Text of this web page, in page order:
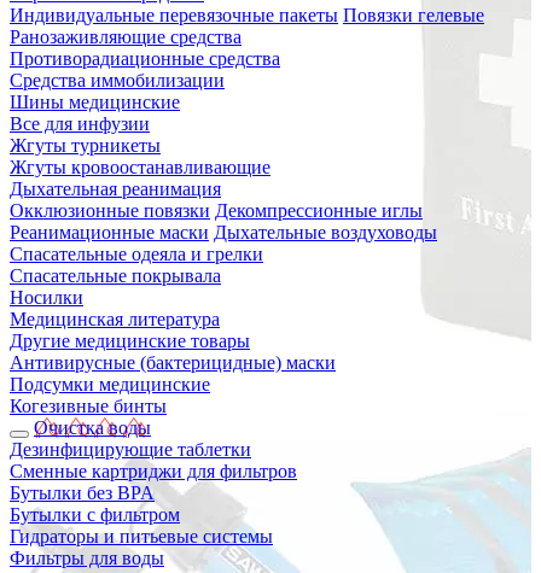
Индивидуальные перевязочные пакеты Повязки гелевые
Ранозаживляющие средства
Противорадиационные средства
Средства иммобилизации
Шины медицинские
Все для инфузии
Жгуты турникеты
Жгуты кровоостанавливающие
Дыхательная реанимация
Окклюзионные повязки Декомпрессионные иглы
Реанимационные маски Дыхательные воздуховоды
Спасательные одеяла и грелки
Спасательные покрывала
Носилки
Медицинская литература
Другие медицинские товары
Антивирусные (бактерицидные) маски
Подсумки медицинские
Когезивные бинты
Очистка воды
Дезинфицирующие таблетки
Сменные картриджи для фильтров
Бутылки без BPA
Бутылки с фильтром
Гидраторы и питьевые системы
Фильтры для воды